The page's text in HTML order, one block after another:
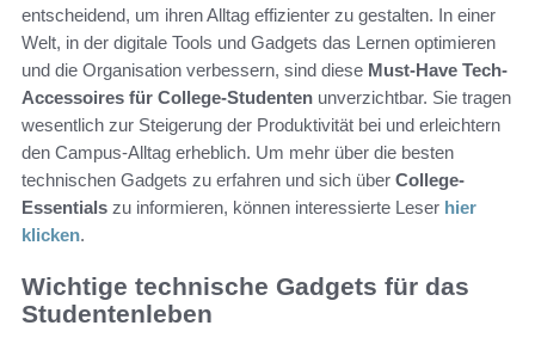
entscheidend, um ihren Alltag effizienter zu gestalten. In einer
Welt, in der digitale Tools und Gadgets das Lernen optimieren
und die Organisation verbessern, sind diese Must-Have Tech-
Accessoires für College-Studenten unverzichtbar. Sie tragen
wesentlich zur Steigerung der Produktivität bei und erleichtern
den Campus-Alltag erheblich. Um mehr über die besten
technischen Gadgets zu erfahren und sich über College-
Essentials zu informieren, können interessierte Leser hier
klicken.
Wichtige technische Gadgets für das
Studentenleben